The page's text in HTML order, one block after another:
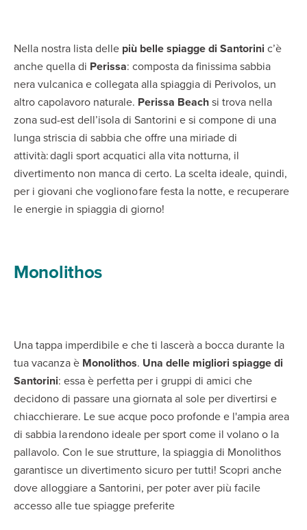
Nella nostra lista delle più belle spiagge di Santorini c’è
anche quella di Perissa: composta da finissima sabbia
nera vulcanica e collegata alla spiaggia di Perivolos, un
altro capolavoro naturale. Perissa Beachsi trova nella
zona sud-est dell’isola di Santorini e si compone di una
lunga striscia di sabbia che offre una miriade di
attività: dagli sport acquatici alla vita notturna, il
divertimento non manca di certo. La scelta ideale, quindi,
per i giovani che vogliono fare festa la notte, e recuperare
le energie in spiaggia di giorno!
Monolithos
Una tappa imperdibile e che ti lascerà a bocca durante la
tua vacanza è Monolithos. Una delle migliori spiagge di
Santorini: essa è perfetta per i gruppi di amici che
decidono di passare una giornata al sole per divertirsi e
chiacchierare. Le sue acque poco profonde e l'ampia area
di sabbia la rendono ideale per sport come il volano o la
pallavolo. Con le sue strutture, la spiaggia di Monolithos
garantisce un divertimento sicuro per tutti! Scopri anche
dove alloggiare a Santorini, per poter aver più facile
accesso alle tue spiagge preferite